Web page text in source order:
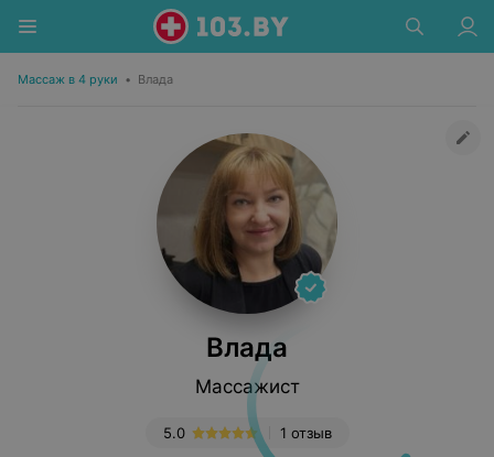
Массаж в 4 руки • Влада
Влада
Массажист
1 отзыв
5.0